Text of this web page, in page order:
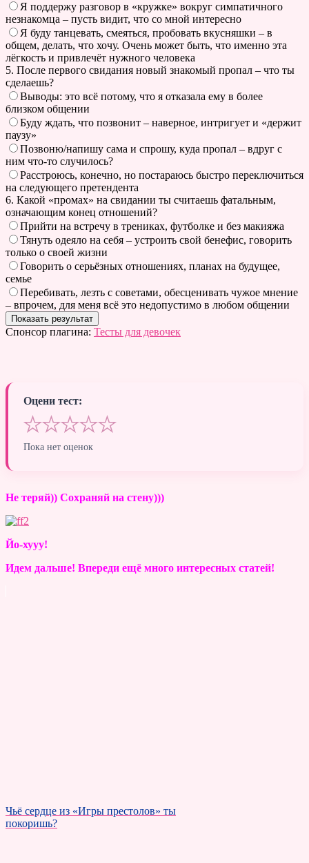
Я поддержу разговор в «кружке» вокруг симпатичного
незнакомца – пусть видит, что со мной интересно
Я буду танцевать, смеяться, пробовать вкусняшки – в
общем, делать, что хочу. Очень может быть, что именно эта
лёгкость и привлечёт нужного человека
5. После первого свидания новый знакомый пропал – что ты
сделаешь?
Выводы: это всё потому, что я отказала ему в более
близком общении
Буду ждать, что позвонит – наверное, интригует и «держит
паузу»
Позвоню/напишу сама и спрошу, куда пропал – вдруг с
ним что-то случилось?
Расстроюсь, конечно, но постараюсь быстро переключиться
на следующего претендента
6. Какой «промах» на свидании ты считаешь фатальным,
означающим конец отношений?
Прийти на встречу в трениках, футболке и без макияжа
Тянуть одеяло на себя – устроить свой бенефис, говорить
только о своей жизни
Говорить о серьёзных отношениях, планах на будущее,
семье
Перебивать, лезть с советами, обесценивать чужое мнение
– впрочем, для меня всё это недопустимо в любом общении
Спонсор плагина: Тесты для девочек
Оцени тест:
★★★★★
Пока нет оценок
Не теряй)) Сохраняй на стену)))
Йо-хууу!
Идем дальше! Впереди ещё много интересных статей!
Чьё сердце из «Игры престолов» ты
покоришь?